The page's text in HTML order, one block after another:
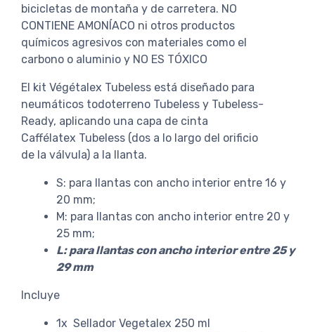
bicicletas de montaña y de carretera. NO
CONTIENE AMONÍACO ni otros productos
químicos agresivos con materiales como el
carbono o aluminio y NO ES TÓXICO
El kit Végétalex Tubeless está diseñado para
neumáticos todoterreno Tubeless y Tubeless-
Ready, aplicando una capa de cinta
Caffélatex Tubeless (dos a lo largo del orificio
de la válvula) a la llanta.
S: para llantas con ancho interior entre 16 y
20 mm;
M: para llantas con ancho interior entre 20 y
25 mm;
L: para llantas con ancho interior entre 25 y
29 mm
Incluye
1x Sellador Vegetalex 250 ml